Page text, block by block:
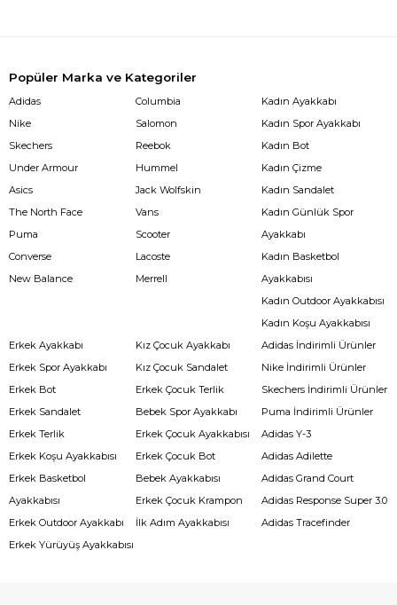
Popüler Marka ve Kategoriler
Adidas
Nike
Skechers
Under Armour
Asics
The North Face
Puma
Converse
New Balance
Columbia
Salomon
Reebok
Hummel
Jack Wolfskin
Vans
Scooter
Lacoste
Merrell
Kadın Ayakkabı
Kadın Spor Ayakkabı
Kadın Bot
Kadın Çizme
Kadın Sandalet
Kadın Günlük Spor
Ayakkabı
Kadın Basketbol
Ayakkabısı
Kadın Outdoor Ayakkabısı
Kadın Koşu Ayakkabısı
Erkek Ayakkabı
Erkek Spor Ayakkabı
Erkek Bot
Erkek Sandalet
Erkek Terlik
Erkek Koşu Ayakkabısı
Erkek Basketbol
Ayakkabısı
Erkek Outdoor Ayakkabı
Erkek Yürüyüş Ayakkabısı
Kız Çocuk Ayakkabı
Kız Çocuk Sandalet
Erkek Çocuk Terlik
Bebek Spor Ayakkabı
Erkek Çocuk Ayakkabısı
Erkek Çocuk Bot
Bebek Ayakkabısı
Erkek Çocuk Krampon
İlk Adım Ayakkabısı
Adidas İndirimli Ürünler
Nike İndirimli Ürünler
Skechers İndirimli Ürünler
Puma İndirimli Ürünler
Adidas Y-3
Adidas Adilette
Adidas Grand Court
Adidas Response Super 3.0
Adidas Tracefinder